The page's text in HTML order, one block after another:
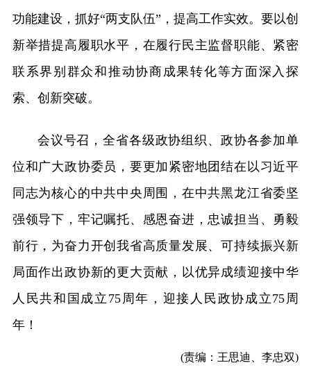
功能建设，抓好“两支队伍”，提高工作实效。要以创
新举措提高履职水平，在履行民主监督职能、紧密
联系界别群众和推动协商成果转化等方面深入探
索、创新突破。
会议号召，全省各级政协组织、政协各参加单
位和广大政协委员，要更加紧密地团结在以习近平
同志为核心的中共中央周围，在中共黑龙江省委坚
强领导下，牢记嘱托、感恩奋进，忠诚担当、勇毅
前行，为奋力开创我省高质量发展、可持续振兴新
局面作出政协新的更大贡献，以优异成绩迎接中华
人民共和国成立75周年，迎接人民政协成立75周
年！
(责编：王思迪、李忠双)